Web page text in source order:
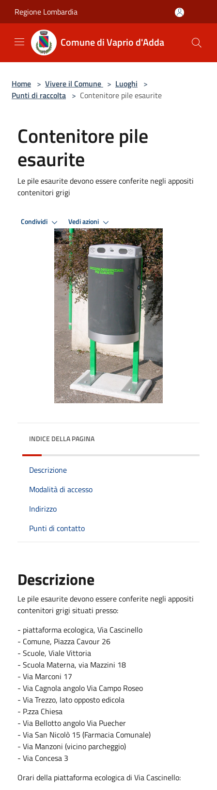
Regione Lombardia
Comune di Vaprio d'Adda
Home > Vivere il Comune > Luoghi >
Punti di raccolta > Contenitore pile esaurite
Contenitore pile
esaurite
Le pile esaurite devono essere conferite negli appositi
contenitori grigi
Condividi Vedi azioni
INDICE DELLA PAGINA
Descrizione
Modalità di accesso
Indirizzo
Punti di contatto
Descrizione
Le pile esaurite devono essere conferite negli appositi
contenitori grigi situati presso:
- piattaforma ecologica, Via Cascinello
- Comune, Piazza Cavour 26
- Scuole, Viale Vittoria
- Scuola Materna, via Mazzini 18
- Via Marconi 17
- Via Cagnola angolo Via Campo Roseo
- Via Trezzo, lato opposto edicola
- P.zza Chiesa
- Via Bellotto angolo Via Puecher
- Via San Nicolò 15 (Farmacia Comunale)
- Via Manzoni (vicino parcheggio)
- Via Concesa 3
Orari della piattaforma ecologica di Via Cascinello: